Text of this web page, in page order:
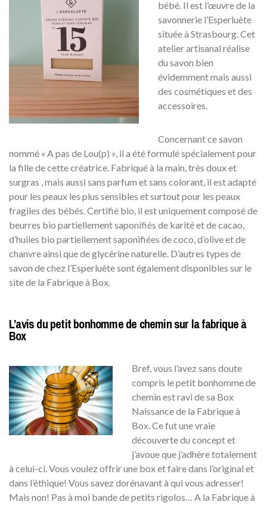
bébé. Il est l’œuvre de la
savonnerie l’Esperluète
située à Strasbourg. Cet
atelier artisanal réalise
du savon bien
évidemment mais aussi
des cosmétiques et des
accessoires.
Concernant ce savon
nommé « A pas de Lou(p) », il a été formulé spécialement pour
la fille de cette créatrice. Fabriqué à la main, très doux et
surgras , mais aussi sans parfum et sans colorant, il est adapté
pour les peaux les plus sensibles et surtout pour les peaux
fragiles des bébés. Certifié bio, il est uniquement composé de
beurres bio partiellement saponifiés de karité et de cacao,
d’huiles bio partiellement saponifiées de coco, d’olive et de
chanvre ainsi que de glycérine naturelle. D’autres types de
savon de chez l’Esperluète sont également disponibles sur le
site de la Fabrique à Box.
L’avis du petit bonhomme de chemin sur la fabrique à
Box
Bref, vous l’avez sans doute
compris le petit bonhomme de
chemin est ravi de sa Box
Naissance de la Fabrique à
Box. Ce fut une vraie
découverte du concept et
j’avoue que j’adhère totalement
à celui-ci. Vous voulez offrir une box et faire dans l’original et
dans l’éthique! Vous savez dorénavant à qui vous adresser!
Mais non! Pas à moi bande de petits rigolos… A la Fabrique à